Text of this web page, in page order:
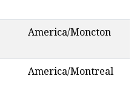
America/Moncton
America/Montreal